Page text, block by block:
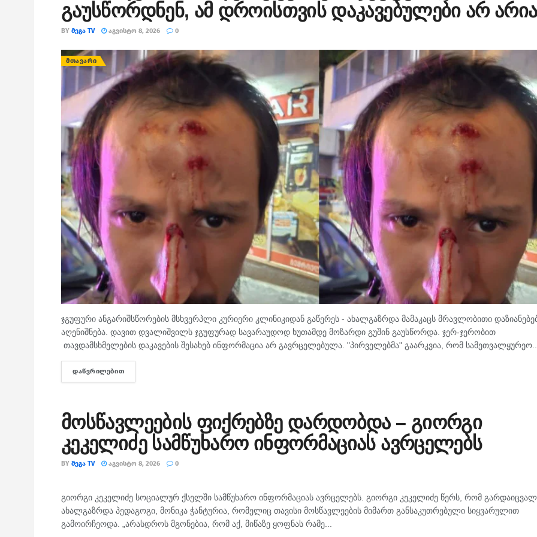
გაუსწორდნენ, ამ დროისთვის დაკავებულები არ
BY ᲛᲔᲒᲐ TV ᲐᲒᲕᲘᲡᲢᲝ 8, 2026 0
ᲛᲗᲐᲕᲐᲠᲘ
ჯგუფური ანგარიშსწორების მსხვერპლი კურიერი კლინიკიდან გაწერეს - ახალგაზრდა მამაკაცს მრავლობითი
აღენიშნება. დავით დვალიშვილს ჯგუფურად სავარაუდოდ ხუთამდე მოზარდი გუშინ გაუსწორდა. ჯერ-ჯერობით
თავდამსხმელების დაკავების შესახებ ინფორმაცია არ გავრცელებულა. "პირველებმა" გაარკვია, რომ
ᲓᲐᲬᲕᲠᲘᲚᲔᲑᲘᲗ
მოსწავლეების ფიქრებზე დარდობდა – გიორგი
კეკელიძე სამწუხარო ინფორმაციას ავრცელებს
BY ᲛᲔᲒᲐ TV ᲐᲒᲕᲘᲡᲢᲝ 8, 2026 0
ᲛᲗᲐᲕᲐᲠᲘ
გიორგი კეკელიძე სოციალურ ქსელში სამწუხარო ინფორმაციას ავრცელებს. გიორგი კეკელიძე წერს, რომ
ახალგაზრდა პედაგოგი, მონიკა ჭანტურია, რომელიც თავისი მოსწავლეების მიმართ განსაკუთრებული სიყვარულით
გამოირჩეოდა. „არასდროს მგონებია, რომ აქ, მიწაზე ყოფნას რამე...